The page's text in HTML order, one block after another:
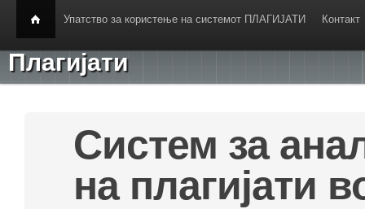
Упатство за користење на системот ПЛАГИЈАТИ Контакт
Плагијати
Систем за
на плагијати